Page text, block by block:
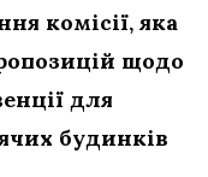
комісії, яка
щодо
для
будинків